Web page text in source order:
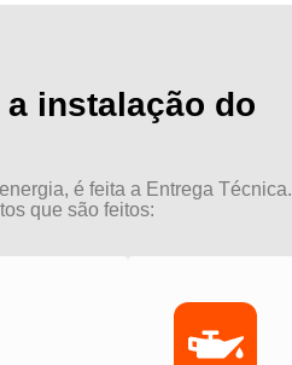
instalação do
é feita a Entrega Técnica.
que são feitos: